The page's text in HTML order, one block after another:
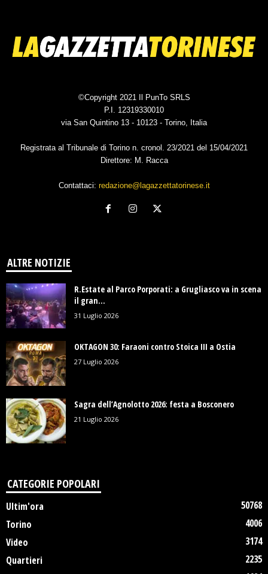
©Copyright 2021 Il PunTo SRLS
P.I. 12319330010
via San Quintino 13 - 10123 - Torino, Italia
Registrata al Tribunale di Torino n. cronol. 23/2021 del 15/04/2021
Direttore: M. Racca
Contattaci: redazione@lagazzettatorinese.it
ALTRE NOTIZIE
R.Estate al Parco Porporati: a Grugliasco va in scena
il gran...
31 Luglio 2026
OKTAGON 30: Faraoni contro Stoica III a Ostia
27 Luglio 2026
Sagra dell’Agnolotto 2026: festa a Bosconero
21 Luglio 2026
CATEGORIE POPOLARI
Ultim'ora
50768
Torino
4006
Video
3174
Quartieri
2235